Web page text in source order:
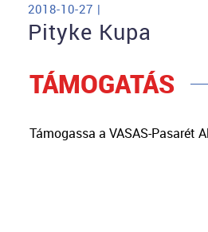
2018-10-27 |
Pityke Kupa
TÁMOGATÁS
Támogassa a VASAS-Pasarét